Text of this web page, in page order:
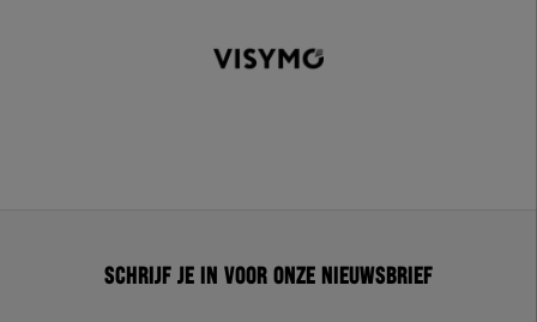
Schrijf je in voor onze nieuwsbrief